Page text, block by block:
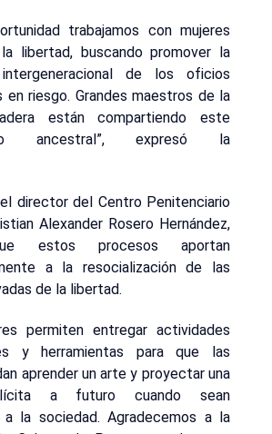
trabajamos con mujeres
libertad, buscando promover la
intergeneracional de los oficios
en riesgo. Grandes maestros de la
están compartiendo este
ancestral”, expresó la
director del Centro Penitenciario
Alexander Rosero Hernández,
estos procesos aportan
a la resocialización de las
de la libertad.
permiten entregar actividades
y herramientas para que las
aprender un arte y proyectar una
lícita a futuro cuando sean
a la sociedad. Agradecemos a la